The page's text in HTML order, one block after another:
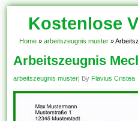
Kostenlose
Home » arbeitszeugnis muster »
Arbeitszeugnis
arbeitszeugnis muster| By Flavius Cristea